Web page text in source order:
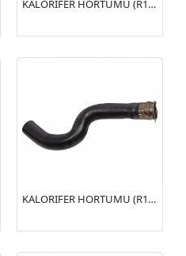
KALORIFER HORTUMU (R15149) 406 2.0 16V(6464.VZ)
KALORIFER HORTUMU (R15145) 306 1.6(6464.A1)